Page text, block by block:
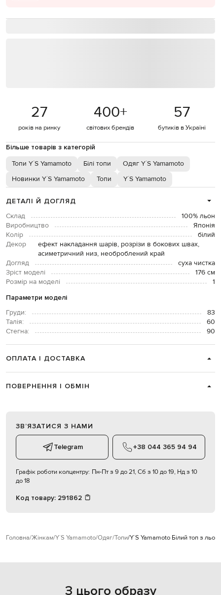
27
років на ринку
400+
світових брендів
57
бутиків в Україні
Більше товарів з категорій
Топи Y`S Yamamoto Білі топи
Одяг Y`S Yamamoto
Новинки Y`S Yamamoto
Топи Y`S Yamamoto
ДЕТАЛІ Й ДОГЛЯД
Склад
100% льон
Виробництво
Японія
Колір
білий
Декор
ефект накладання шарів, розрізи в бокових швах,
асиметричний низ, необроблений край
Догляд
суха чистка
Зріст моделі
176 см
Розмір на моделі
1
Параметри моделі
Груди:
83
Талія:
60
Стегна:
90
ОПЛАТА І ДОСТАВКА
ПОВЕРНЕННЯ І ОБМІН
ЗВʼЯЗАТИСЯ З НАМИ
Telegram +38 044 365 94 94
Графік роботи колцентру: Пн-Пт з 9 до 21, Сб з 10 до 19, Нд з 10
до 18
Код товару: 291862
Головна Жінкам Y`S Yamamoto Одяг Топи Y`S Yamamoto Білий топ з льону
З цього образу